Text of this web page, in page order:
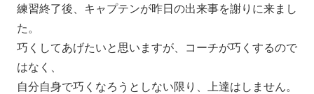
練習終了後、キャプテンが昨日の出来事を謝りに来まし
た。
巧くしてあげたいと思いますが、コーチが巧くするので
はなく、
自分自身で巧くなろうとしない限り、上達はしません。